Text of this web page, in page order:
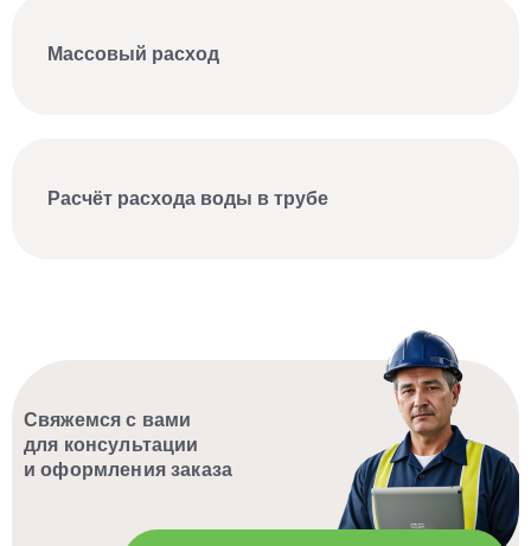
Массовый расход
Расчёт расхода воды в трубе
Свяжемся с вами
для консультации
и оформления заказа